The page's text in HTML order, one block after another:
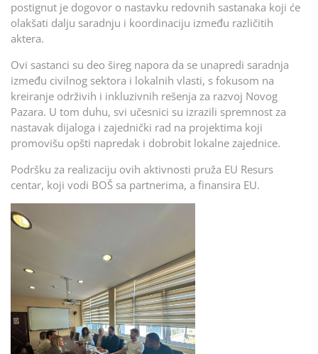
postignut je dogovor o nastavku redovnih sastanaka koji će
olakšati dalju saradnju i koordinaciju između različitih
aktera.
Ovi sastanci su deo šireg napora da se unapredi saradnja
između civilnog sektora i lokalnih vlasti, s fokusom na
kreiranje održivih i inkluzivnih rešenja za razvoj Novog
Pazara. U tom duhu, svi učesnici su izrazili spremnost za
nastavak dijaloga i zajednički rad na projektima koji
promovišu opšti napredak i dobrobit lokalne zajednice.
Podršku za realizaciju ovih aktivnosti pruža EU Resurs
centar, koji vodi BOŠ sa partnerima, a finansira EU.